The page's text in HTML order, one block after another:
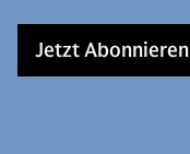
Jetzt Abonnieren